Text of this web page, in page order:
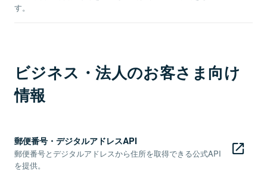
す。
ビジネス・法人のお客さま向け
情報
郵便番号・デジタルアドレスAPI
郵便番号とデジタルアドレスから住所を取得できる公式API
を提供。